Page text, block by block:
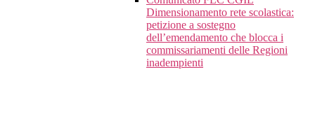
Dimensionamento rete scolastica:
petizione a sostegno
dell’emendamento che blocca i
commissariamenti delle Regioni
inadempienti